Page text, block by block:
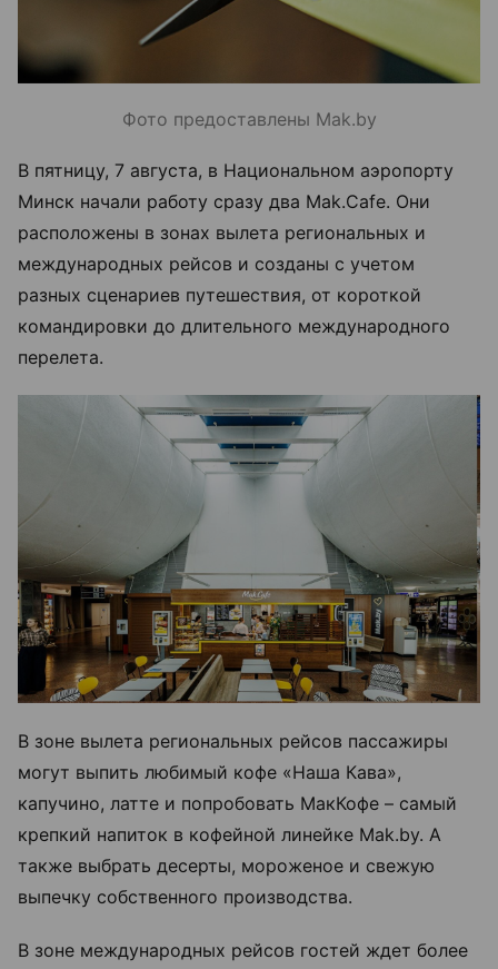
Фото предоставлены Mak.by
В пятницу, 7 августа, в Национальном аэропорту
Минск начали работу сразу два Mak.Cafe. Они
расположены в зонах вылета региональных и
международных рейсов и созданы с учетом
разных сценариев путешествия, от короткой
командировки до длительного международного
перелета.
В зоне вылета региональных рейсов пассажиры
могут выпить любимый кофе «Наша Кава»,
капучино, латте и попробовать МакКофе – самый
крепкий напиток в кофейной линейке Mak.by. А
также выбрать десерты, мороженое и свежую
выпечку собственного производства.
В зоне международных рейсов гостей ждет более